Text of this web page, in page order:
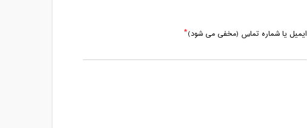
ایمیل یا شماره تماس (مخفی می شود)